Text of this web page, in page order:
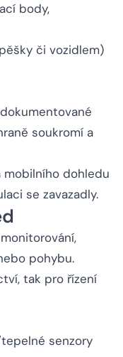
body,
či vozidlem)
soukromí a
mobilního dohledu
se zavazadly.
pohybu.
tak pro řízení
tepelné senzory